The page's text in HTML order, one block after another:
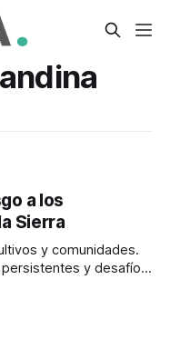
a los
Sierra
y comunidades.
y desafíos